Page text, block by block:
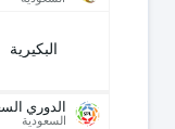
البكيرية
الدوري
السعودية